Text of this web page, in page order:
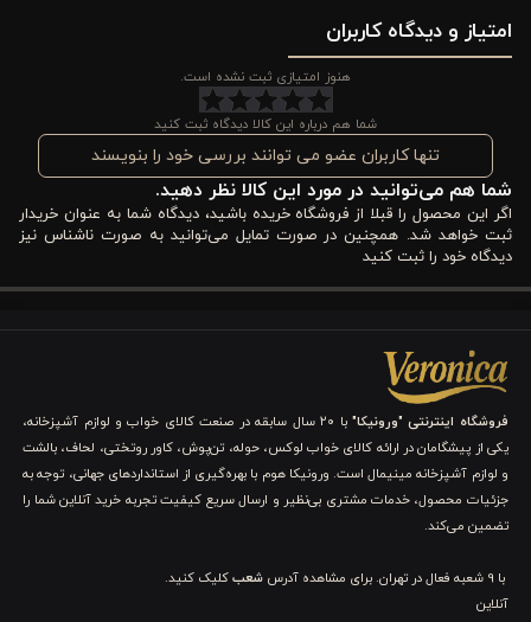
بصری ایجاد کرده و باعث می‌شود تخت‌خواب منظم‌تر و کشیده‌تر دیده
استخوانی و طوسی روشن فضایی آرام، اصیل و در عین حال روشن
ایجاد می‌کند که با دکوراسیون‌های مینیمال، مدرن، صنعتی و حتی
کلاسیک به‌خوبی هماهنگ می‌شود.
ویژگی‌های کاور لحاف پنبه 3 تکه تک نفره ورونیکا مدل
اینکاور لحاف تک نفرهاز یک طراحی مدرن و هندسی بهره می‌برد که
ترکیبی هوشمندانه از سنت و مدرنیته است. برخلاف راه‌راه‌های ساده،
طرح این مدل شامل راه‌راه‌های ترکیبی (Multi-Pattern Stripes) است
که در هر ستون آن، جزئیات متفاوتی به چشم می‌خورد:
بافت‌های بصری: برخی از نوارها دارای نمای ابروبادی یا سنگی
عمق و ظرافت بیشتری می‌دهند.
تضاد خطوط: ترکیب خطوط عمودی پهن و باریک بر روی کاور لحاف،
امتیاز و دیدگاه کاربران
هنوز امتیازی ثبت نشده است.
شما هم درباره این کالا دیدگاه ثبت کنید
تنها کاربران عضو می توانند بررسی خود را بنویسند
شما هم می‌توانید در مورد این کالا نظر دهید.
اگر این محصول را قبلا از فروشگاه خریده باشید، دیدگاه شما به عنوان خریدار
ثبت خواهد شد. همچنین در صورت تمایل می‌توانید به صورت ناشناس نیز
دیدگاه خود را ثبت کنید
فروشگاه اینترنتی "ورونیکا"
با ۲۰ سال سابقه در صنعت کالای خواب و لوازم آشپزخانه،
یکی از پیشگامان در ارائه کالای خواب لوکس، حوله، تن‌پوش، کاور روتختی، لحاف، بالشت
و لوازم آشپزخانه مینیمال است. ورونیکا هوم با بهره‌گیری از استانداردهای جهانی، توجه به
جزئیات محصول، خدمات مشتری بی‌نظیر و ارسال سریع کیفیت تجربه خرید آنلاین شما را
تضمین می‌کند.
با 9 شعبه فعال در تهران. برای مشاهده آدرس شعبکلیک کنید.
آنلاین